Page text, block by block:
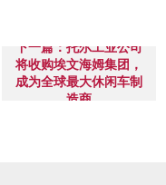
下一篇：托尔工业公司
将收购埃文海姆集团，
成为全球最大休闲车制
造商